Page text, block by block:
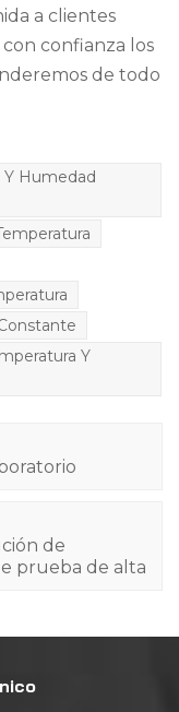
a clientes
confianza los
de todo
Y Humedad
Y
de
prueba de alta